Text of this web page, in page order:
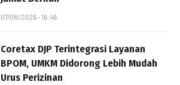
07/08/2026 - 16:46
Coretax DJP Terintegrasi Layanan
BPOM, UMKM Didorong Lebih Mudah
Urus Perizinan